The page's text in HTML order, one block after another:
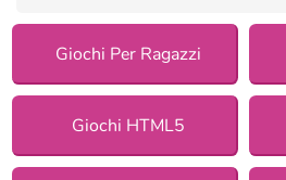
Giochi Per Ragazzi
Giochi HTML5